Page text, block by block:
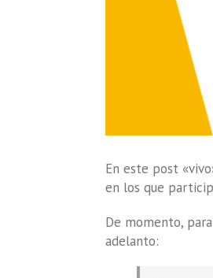
En este post
en los que
De momento,
adelanto: